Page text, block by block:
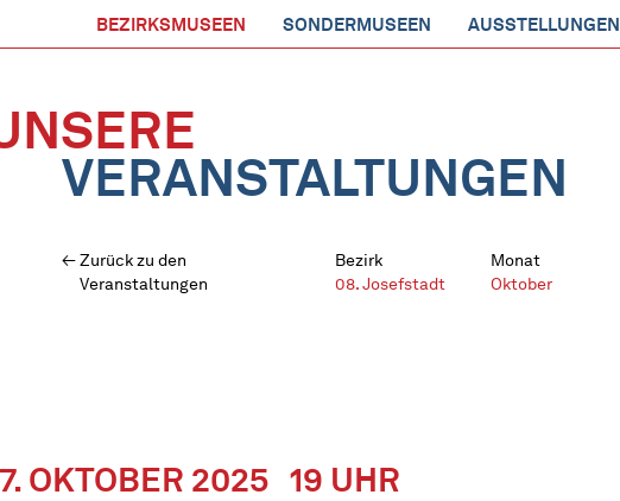
BEZIRKSMUSEEN SONDERMUSEEN AUSSTELLUNGEN
VERANSTALTUNGEN
Zurück zu den
Veranstaltungen
Bezirk
08. Josefstadt
Monat
Oktober
OKTOBER 2025 19 UHR